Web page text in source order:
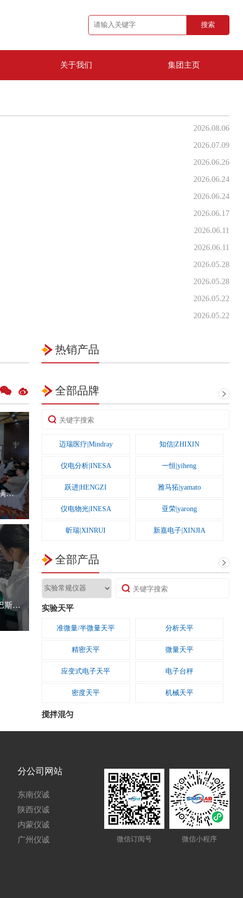
搜索
关于我们
品牌资质
集团主页
2026.08.06
2026.07.09
2026.06.26
2026.06.24
2026.06.24
2026.06.17
2026.06.11
2026.06.11
2026.05.28
2026.05.28
2026.05.22
2026.05.22
携手破局，共绘蓝图：2025年东南仪诚经销商大会圆满落幕
SIMPLAB携手奥林巴斯助力山西高校科研升级
热销产品
全部品牌
迈瑞医疗|Mindray 知信|ZHIXIN
仪电分析|INESA 一恒|yiheng
跃进|HENGZI 雅马拓|yamato
仪电物光|INESA 亚荣|yarong
昕瑞|XINRUI 新嘉电子|XINJIA
新芝|SCIENTZ
天美|Techcomp 赛多利斯|Sartorius
精科实业|JK 净信|Jingxin
和泰|The Lab
沪析|HUXI
全部产品
实验天平
准微量/半微量天平 分析天平
精密天平 微量天平
应变式电子天平 电子台秤
密度天平 机械天平
搅拌混匀
水浴振荡器/振荡水槽
气浴振荡培养箱/摇床 试管混匀器
拍打均质机
研磨机
分公司网站
东南仪诚
陕西仪诚
内蒙仪诚
广州仪诚
微信订阅号 微信小程序